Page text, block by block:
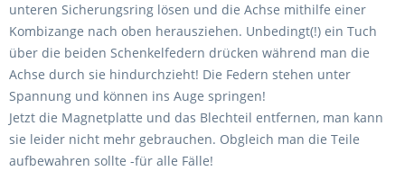
unteren Sicherungsring lösen und die Achse mithilfe einer
Kombizange nach oben herausziehen. Unbedingt(!) ein Tuch
über die beiden Schenkelfedern drücken während man die
Achse durch sie hindurchzieht! Die Federn stehen unter
Spannung und können ins Auge springen!
Jetzt die Magnetplatte und das Blechteil entfernen, man kann
sie leider nicht mehr gebrauchen. Obgleich man die Teile
aufbewahren sollte -für alle Fälle!